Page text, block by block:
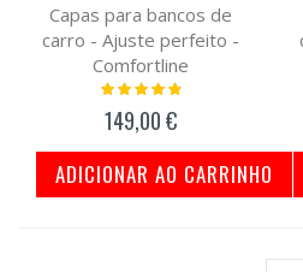
Capas para bancos de
carro - Ajuste perfeito -
Comfortline
Classificação:
149,00 €
ADICIONAR AO CARRINHO